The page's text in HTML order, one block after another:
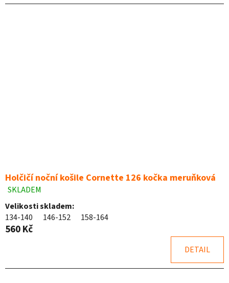
hvězdiček.
Holčičí noční košile Cornette 126 kočka meruňková
Průměrné
hodnocení
produktu
je
5,0
hvězdiček.
SKLADEM
Velikosti skladem:
134-140
146-152 158-164
560 Kč
DETAIL